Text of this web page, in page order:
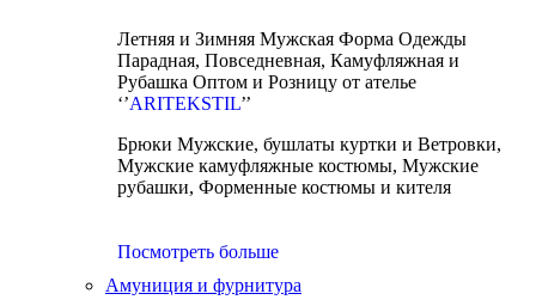
Летняя и Зимняя Мужская Форма Одежды
Парадная, Повседневная, Камуфляжная и
Рубашка Оптом и Розницу от ателье
‘’ARITEKSTIL’’
Брюки Мужские, бушлаты куртки и Ветровки,
Мужские камуфляжные костюмы, Мужские
рубашки, Форменные костюмы и кителя
Посмотреть больше
Амуниция и фурнитура